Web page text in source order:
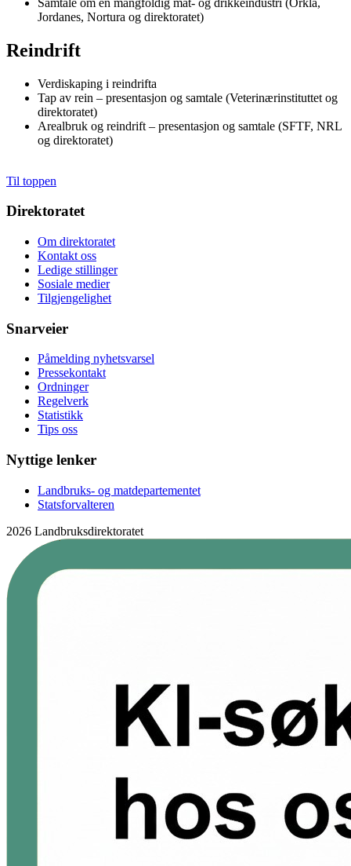
Jordanes, Nortura og direktoratet)
Reindrift
Verdiskaping i reindrifta
Tap av rein – presentasjon og samtale (Veterinærinstituttet og
direktoratet)
Arealbruk og reindrift – presentasjon og samtale (SFTF, NRL
og direktoratet)
Til toppen
Direktoratet
Om direktoratet
Kontakt oss
Ledige stillinger
Sosiale medier
Tilgjengelighet
Snarveier
Påmelding nyhetsvarsel
Pressekontakt
Ordninger
Regelverk
Statistikk
Tips oss
Nyttige lenker
Landbruks- og matdepartementet
Statsforvalteren
2026 Landbruksdirektoratet